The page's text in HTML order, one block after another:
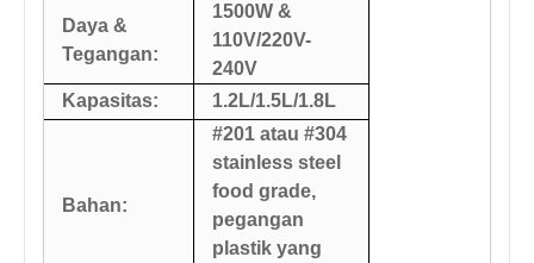
Daya &
Tegangan:
1500W &
110V/220V-
240V
Kapasitas:
1.2L/1.5L/1.8L
Bahan:
#201 atau #304
stainless steel
food grade,
pegangan
plastik yang